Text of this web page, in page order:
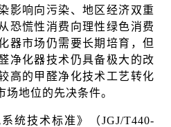
影响向污染、地区经济双重
恐慌性消费向理性绿色消费
器市场仍需要长期培育，但
净化器技术仍具备极大的改
高的甲醛净化技术工艺转化
地位的先决条件。
统技术标准》（JGJ/T440-